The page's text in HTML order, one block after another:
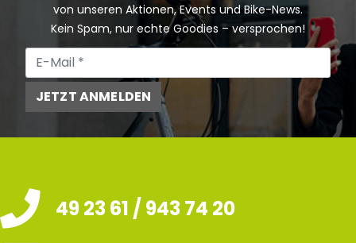
von unseren Aktionen, Events und Bike-News.
Kein Spam, nur echte Goodies – versprochen!
JETZT ANMELDEN
49 23 61 / 943 74 20